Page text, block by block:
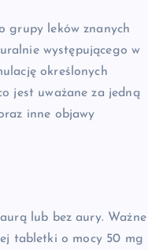
grupy leków znanych
występującego w
określonych
jest uważane za jedną
inne objawy
lub bez aury. Ważne
tabletki o mocy 50 mg